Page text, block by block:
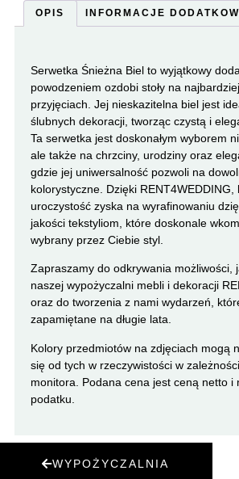
OPIS INFORMACJE
Serwetka Śnieżna Biel to wyjątkowy
powodzeniem ozdobi stoły na
przyjęciach. Jej nieskazitelna biel jest
ślubnych dekoracji, tworząc czystą i
Ta serwetka jest doskonałym wyborem
ale także na chrzciny, urodziny oraz
gdzie jej uniwersalność pozwoli na
kolorystyczne. Dzięki RENT4WEDDING,
uroczystość zyska na wyrafinowaniu
jakości tekstyliom, które doskonale
wybrany przez Ciebie styl.
Zapraszamy do odkrywania możliwości,
naszej wypożyczalni mebli i dekoracji
oraz do tworzenia z nami wydarzeń,
zapamiętane na długie lata.
Kolory przedmiotów na zdjęciach mogą
się od tych w rzeczywistości w
monitora. Podana cena jest ceną netto i
podatku.
WYPOŻYCZALNIA